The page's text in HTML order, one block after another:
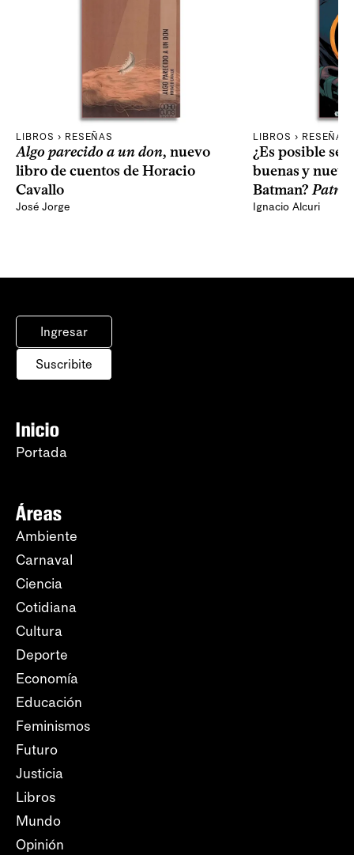
LIBROS › RESEÑAS
Algo parecido a un don, nuevo
libro de cuentos de Horacio
Cavallo
José Jorge
LIBROS › RESEÑAS
¿Es posible
buenas y
Batman?
Ignacio Alcuri
Ingresar
Suscribite
Inicio
Portada
Áreas
Ambiente
Carnaval
Ciencia
Cotidiana
Cultura
Deporte
Economía
Educación
Feminismos
Futuro
Justicia
Libros
Mundo
Opinión